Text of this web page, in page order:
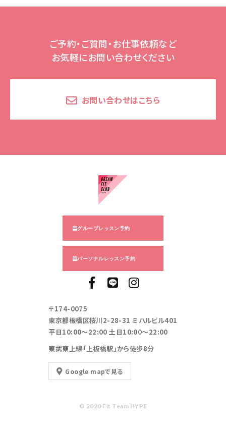
ご予約・ご質問・お仕事依頼など
お気軽にお問い合わせください
お問い合わせはこちら
〒174-0075
東京都板橋区桜川2-28-31 ミハルビル401
平日10:00～22:00 土日10:00～22:00
東武東上線「上板橋駅」から徒歩8分
Google mapで見る
グループレッスン予約
パーソナルレッスン予約
© 2020 Fit Team HYPE